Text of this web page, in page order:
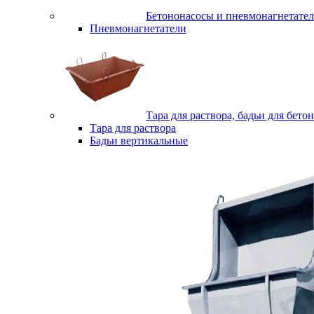
Бетононасосы и
Пневмонагнетатели
Тара для раствора, бадьи для
Тара для раствора
Бадьи вертикальные